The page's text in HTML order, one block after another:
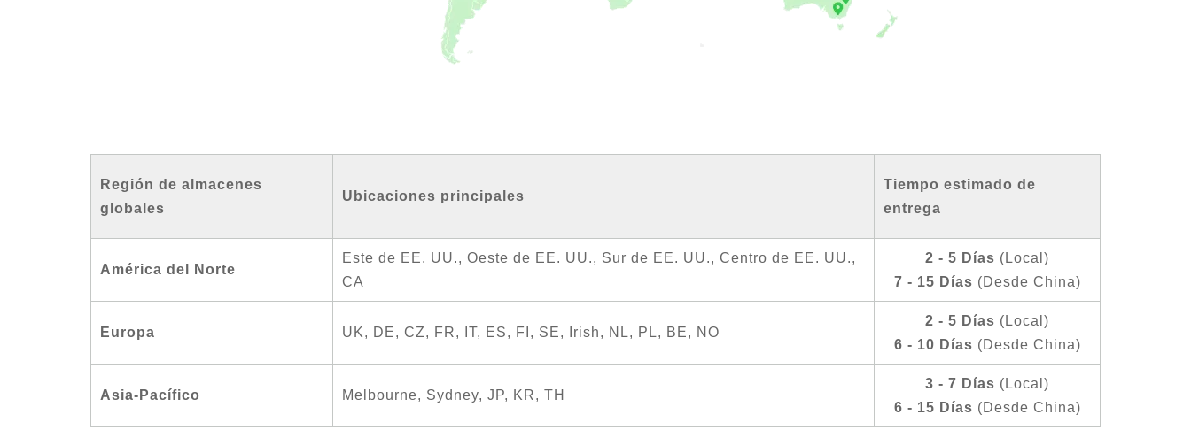
Región de almacenes
globales
Ubicaciones principales
Tiempo estimado de
entrega
América del Norte
Este de EE. UU., Oeste de EE. UU., Sur de EE. UU., Centro de EE. UU.,
CA
2 - 5 Días (Local)
7 - 15 Días (Desde China)
Europa UK, DE, CZ, FR, IT, ES, FI, SE, Irish, NL, PL, BE, NO
2 - 5 Días (Local)
6 - 10 Días (Desde China)
Asia-Pacífico Melbourne, Sydney, JP, KR, TH
3 - 7 Días (Local)
6 - 15 Días (Desde China)